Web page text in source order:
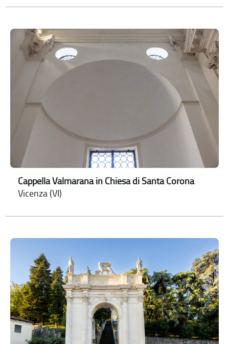
Cappella Valmarana in Chiesa di Santa Corona
Vicenza (VI)